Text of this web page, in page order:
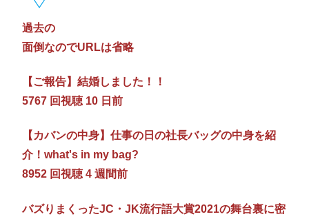
過去の
面倒なのでURLは省略
【ご報告】結婚しました！！
5767 回視聴 10 日前
【カバンの中身】仕事の日の社長バッグの中身を紹
介！what's in my bag?
8952 回視聴 4 週間前
バズりまくったJC・JK流行語大賞2021の舞台裏に密